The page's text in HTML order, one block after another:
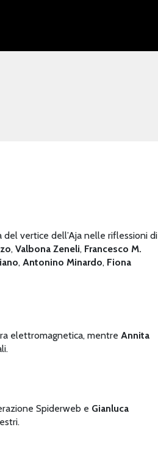
vertice dell’Aja nelle riflessioni di
, Valbona Zeneli, Francesco M.
, Antonino Minardo, Fiona
elettromagnetica, mentre Annita
Spiderweb e Gianluca